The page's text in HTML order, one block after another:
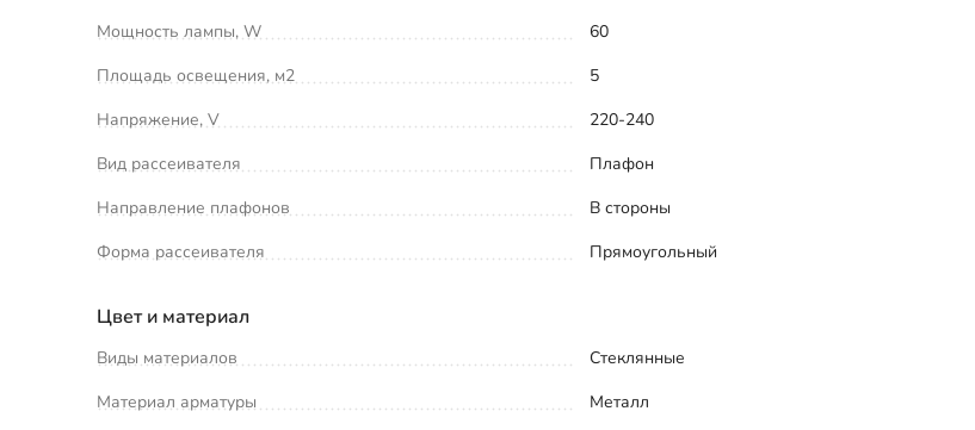
Мощность лампы, W
60
Площадь освещения, м2
5
Напряжение, V
220-240
Вид рассеивателя
Плафон
Направление плафонов
В стороны
Форма рассеивателя
Прямоугольный
Цвет и материал
Виды материалов
Стеклянные
Материал арматуры
Металл